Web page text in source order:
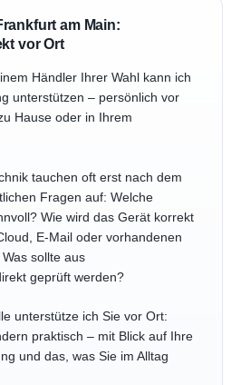
am Main:
vor Ort
Händler Ihrer Wahl kann ich
unterstützen – persönlich vor
Hause oder in Ihrem
tauchen oft erst nach dem
Fragen auf: Welche
Wie wird das Gerät korrekt
E-Mail oder vorhandenen
sollte aus
geprüft werden?
unterstütze ich Sie vor Ort:
praktisch – mit Blick auf Ihre
und das, was Sie im Alltag